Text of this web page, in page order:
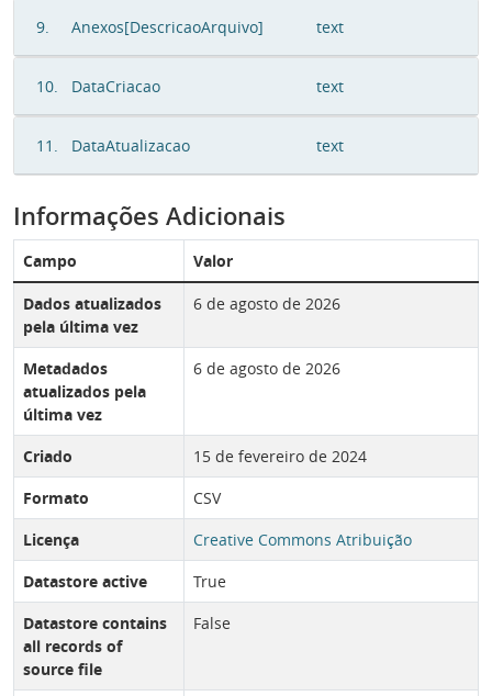
9. Anexos[DescricaoArquivo] text
10. DataCriacao text
11. DataAtualizacao text
Informações Adicionais
Campo Valor
Dados atualizados
pela última vez
6 de agosto de 2026
Metadados
atualizados pela
última vez
6 de agosto de 2026
Criado
15 de fevereiro de 2024
Formato
CSV
Licença
Creative Commons Atribuição
Datastore active
True
Datastore contains
all records of
source file
False